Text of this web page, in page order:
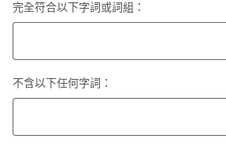
完全符合以下字詞或詞組：
不含以下任何字詞：